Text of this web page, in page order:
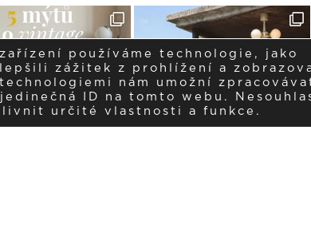
používáme technologie, jako
zážitek z prohlížení a
nám umožní
ID na tomto webu.
určité vlastnosti a funkce.